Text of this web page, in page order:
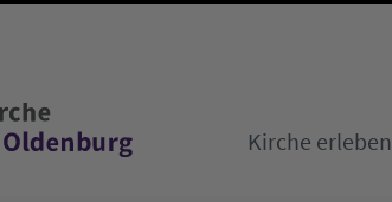
Kirche erleben